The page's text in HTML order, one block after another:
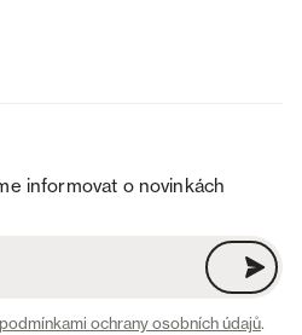
informovat o novinkách
podmínkami ochrany osobních údajů.